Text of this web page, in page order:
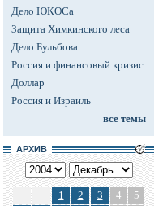
Дело ЮКОСа
Защита Химкинского леса
Дело Бульбова
Россия и финансовый кризис
Доллар
Россия и Израиль
все темы
АРХИВ
1 2 3 4
5